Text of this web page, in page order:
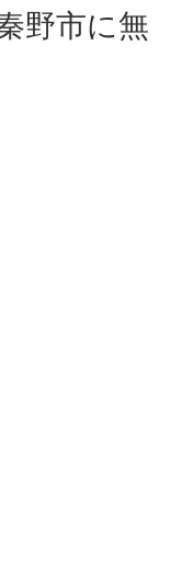
野市に無